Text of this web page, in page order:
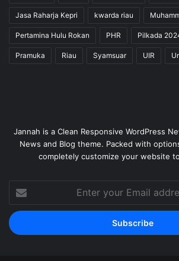
Jasa Raharja Kepri kwarda riau
Pertamina Hulu Rokan PHR Pilkada
Pramuka Riau Syamsuar UIR
Jannah is a Clean Responsive WordPress
News and Blog theme. Packed with
completely customize your website
your
Email
address